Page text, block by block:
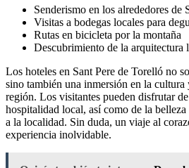
Senderismo en los alrededores de
Visitas a bodegas locales para
Rutas en bicicleta por la montaña
Descubrimiento de la arquitectura
Los hoteles en Sant Pere de Torelló no
sino también una inmersión en la cultura
región. Los visitantes pueden disfrutar
hospitalidad local, así como de la belleza
a la localidad. Sin duda, un viaje al
experiencia inolvidable.